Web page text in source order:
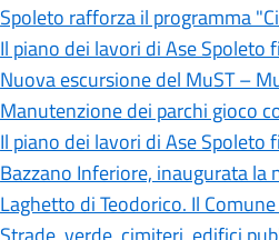
Spoleto rafforza il programma
Il piano dei lavori di Ase Spoleto
Nuova escursione del MuST –
Manutenzione dei parchi gioco
Il piano dei lavori di Ase Spoleto
Bazzano Inferiore, inaugurata
Laghetto di Teodorico. Il